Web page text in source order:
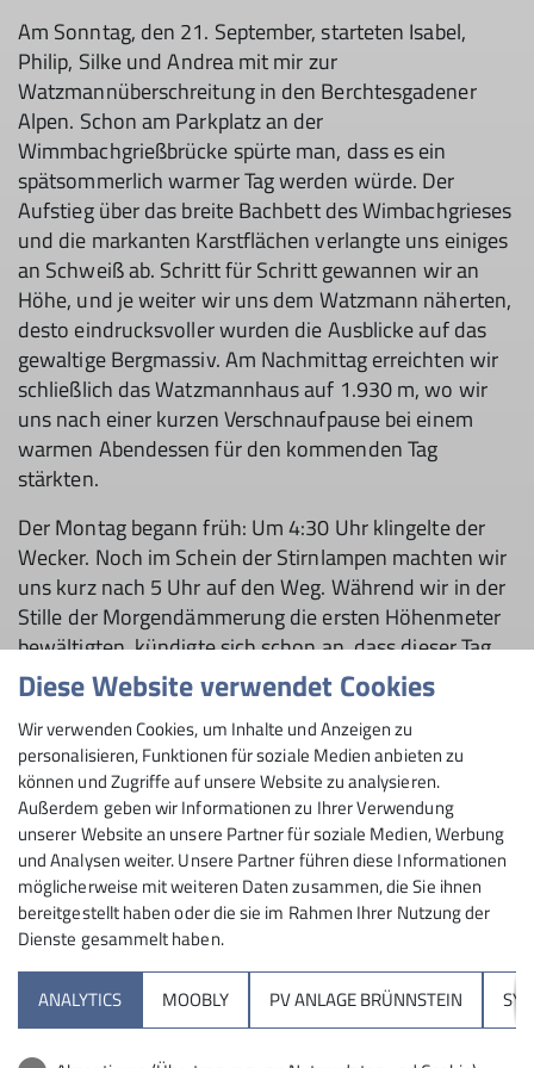
Am Sonntag, den 21. September, starteten Isabel,
Philip, Silke und Andrea mit mir zur
Watzmannüberschreitung in den Berchtesgadener
Alpen. Schon am Parkplatz an der
Wimmbachgrießbrücke spürte man, dass es ein
spätsommerlich warmer Tag werden würde. Der
Aufstieg über das breite Bachbett des Wimbachgrieses
und die markanten Karstflächen verlangte uns einiges
an Schweiß ab. Schritt für Schritt gewannen wir an
Höhe, und je weiter wir uns dem Watzmann näherten,
desto eindrucksvoller wurden die Ausblicke auf das
gewaltige Bergmassiv. Am Nachmittag erreichten wir
schließlich das Watzmannhaus auf 1.930 m, wo wir
uns nach einer kurzen Verschnaufpause bei einem
warmen Abendessen für den kommenden Tag
stärkten.
Der Montag begann früh: Um 4:30 Uhr klingelte der
Wecker. Noch im Schein der Stirnlampen machten wir
uns kurz nach 5 Uhr auf den Weg. Während wir in der
Stille der Morgendämmerung die ersten Höhenmeter
bewältigten, kündigte sich schon an, dass dieser Tag
ein besonderes Erlebnis werden würde. Oben am
Hocheck (2.651 m) wurden wir mit einem
eindrucksvollen Sonnenaufgang belohnt: Der Himmel
färbte sich in sanften Rottönen, und die umliegenden
Gipfel tauchten langsam aus der Dunkelheit auf – ein
Moment, der die Anstrengungen des frühen
Aufstehens mehr als rechtfertigte.
Von dort begann der lange Gratweg, der die eigentliche
Herausforderung der Überschreitung darstellt. Mit
voller Konzentration und Schritt für Schritt tasteten
wir uns über die ausgesetzten Passagen, immer mit
dem nächsten Gipfel im Blick. Zunächst erreichten wir
die Mittelspitze, wenig später stand die Gruppe
Diese Website verwendet Cookies
Wir verwenden Cookies, um Inhalte und Anzeigen zu
personalisieren, Funktionen für soziale Medien anbieten zu
können und Zugriffe auf unsere Website zu analysieren.
Außerdem geben wir Informationen zu Ihrer Verwendung
unserer Website an unsere Partner für soziale Medien, Werbung
und Analysen weiter. Unsere Partner führen diese Informationen
möglicherweise mit weiteren Daten zusammen, die Sie ihnen
bereitgestellt haben oder die sie im Rahmen Ihrer Nutzung der
Dienste gesammelt haben.
ANALYTICS MOOBLY PV ANLAGE BRÜNNSTEIN